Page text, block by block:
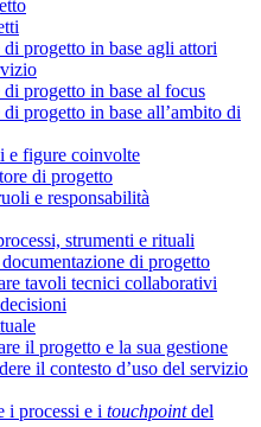
progetto in base agli attori
progetto in base al focus
progetto in base all’ambito di
e figure coinvolte
di progetto
e responsabilità
strumenti e rituali
di progetto
tavoli tecnici collaborativi
il progetto e la sua gestione
il contesto d’uso del servizio
i processi e i touchpointdel